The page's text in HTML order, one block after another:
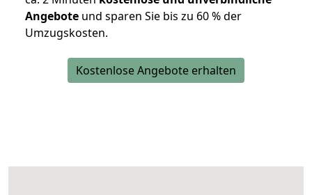
Angebote und sparen Sie bis zu 60 % der
Umzugskosten.
Kostenlose Angebote erhalten